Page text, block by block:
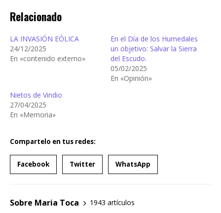
Relacionado
LA INVASIÓN EÓLICA
24/12/2025
En «contenido externo»
En el Día de los Humedales
un objetivo: Salvar la Sierra
del Escudo.
05/02/2025
En «Opinión»
Nietos de Vindio
27/04/2025
En «Memoria»
Compartelo en tus redes:
Facebook Twitter WhatsApp
Sobre Maria Toca
1943 artículos